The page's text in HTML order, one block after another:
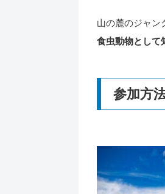
山の麓のジャン
食虫動物として
参加方